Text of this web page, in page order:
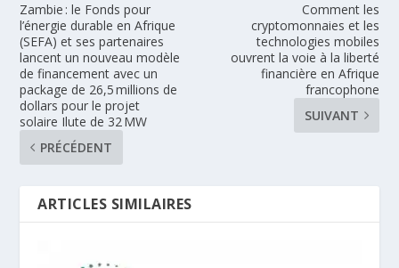
Zambie : le Fonds pour
l’énergie durable en Afrique
(SEFA) et ses partenaires
lancent un nouveau modèle
de financement avec un
package de 26,5 millions de
dollars pour le projet
solaire Ilute de 32 MW
PRÉCÉDENT
Comment les
cryptomonnaies et les
technologies mobiles
ouvrent la voie à la liberté
financière en Afrique
francophone
SUIVANT
ARTICLES SIMILAIRES